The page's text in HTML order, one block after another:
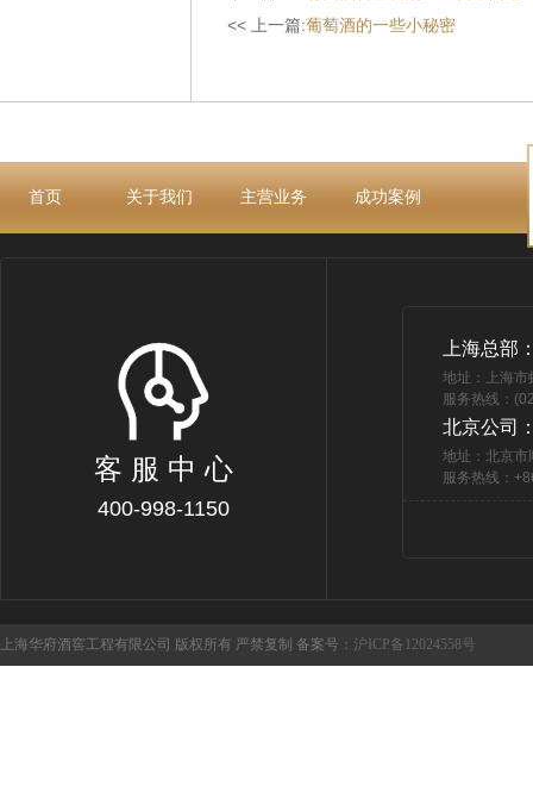
<< 上一篇:葡萄酒的一些小秘密
首页 关于我们 主营业务 成功案例
客 服 中 心
400-998-1150
上海总部
地址：上海
服务热线：
北京公司
地址：北京市
服务热线：
上海华府酒窖工程有限公司 版权所有 严禁复制 备案号： 沪ICP备12024558号